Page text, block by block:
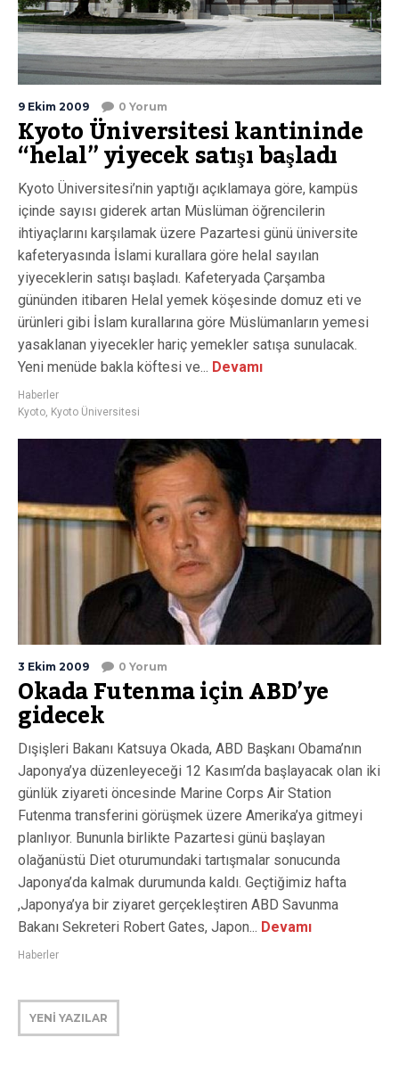
9 Ekim 2009 0 Yorum
Kyoto Üniversitesi kantininde
“helal” yiyecek satışı başladı
Kyoto Üniversitesi’nin yaptığı açıklamaya göre, kampüs
içinde sayısı giderek artan Müslüman öğrencilerin
ihtiyaçlarını karşılamak üzere Pazartesi günü üniversite
kafeteryasında İslami kurallara göre helal sayılan
yiyeceklerin satışı başladı. Kafeteryada Çarşamba
gününden itibaren Helal yemek köşesinde domuz eti ve
ürünleri gibi İslam kurallarına göre Müslümanların yemesi
yasaklanan yiyecekler hariç yemekler satışa sunulacak.
Yeni menüde bakla köftesi ve... Devamı
Haberler
Kyoto, Kyoto Üniversitesi
3 Ekim 2009 0 Yorum
Okada Futenma için ABD’ye
gidecek
Dışişleri Bakanı Katsuya Okada, ABD Başkanı Obama’nın
Japonya’ya düzenleyeceği 12 Kasım’da başlayacak olan iki
günlük ziyareti öncesinde Marine Corps Air Station
Futenma transferini görüşmek üzere Amerika’ya gitmeyi
planlıyor. Bununla birlikte Pazartesi günü başlayan
olağanüstü Diet oturumundaki tartışmalar sonucunda
Japonya’da kalmak durumunda kaldı. Geçtiğimiz hafta
,Japonya’ya bir ziyaret gerçekleştiren ABD Savunma
Bakanı Sekreteri Robert Gates, Japon... Devamı
Haberler
YENİ YAZILAR